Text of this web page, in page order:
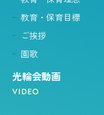
教育・保育目標
ご挨拶
園歌
光輪会動画
VIDEO